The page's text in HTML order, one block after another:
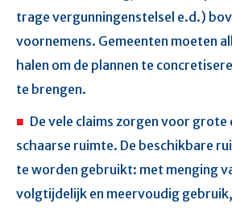
trage vergunningenstelsel e.d.)
voornemens. Gemeenten moeten
halen om de plannen te
te brengen.
De vele claims zorgen voor grote
schaarse ruimte. De beschikbare
te worden gebruikt: met menging
volgtijdelijk en meervoudig